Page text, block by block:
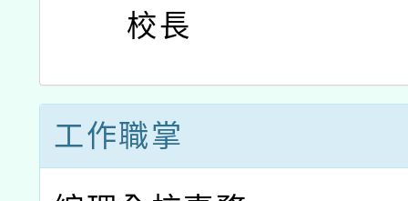
校長
工作職掌